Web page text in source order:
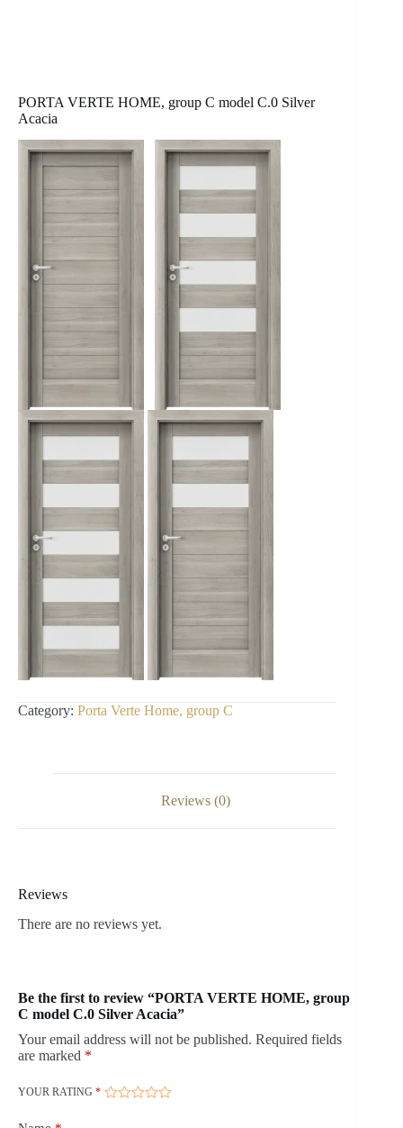
PORTA VERTE HOME, group C model C.0 Silver
Acacia
Category: Porta Verte Home, group C
Reviews (0)
Reviews
There are no reviews yet.
Be the first to review “PORTA VERTE HOME, group
C model C.0 Silver Acacia”
Your email address will not be published. Required fields
are marked *
YOUR RATING *